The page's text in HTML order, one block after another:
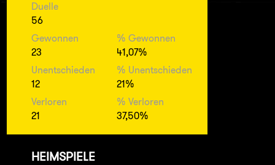
Duelle
56
Gewonnen
23
% Gewonnen
41,07%
Unentschieden
12
% Unentschieden
21%
Verloren
21
% Verloren
37,50%
HEIMSPIELE